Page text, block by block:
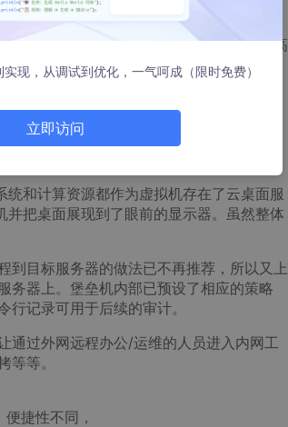
就能直接处理了。
机上可以虚拟出很多虚拟服务器，大大提高
不装第三方的远程控制软件，Windows
偷摸违规操作的，有还没怎么操作但是软
越大。看着服务器虚拟化后可以很方便的
。
和计算资源都作为虚拟机存在了云桌面服
并把桌面展现到了眼前的显示器。虽然整体
到目标服务器的做法已不再推荐，所以又上
务器上。堡垒机内部已预设了相应的策略
行记录可用于后续的审计。
通过外网远程办公/运维的人员进入内网工
等。
捷性不同，
现，从调试到优化，一气呵成（限时免费）
立即访问